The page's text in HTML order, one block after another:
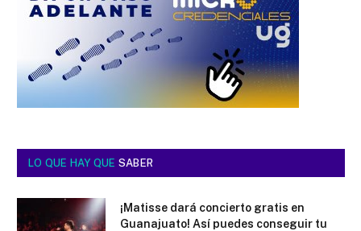
LO QUE HAY QUE SABER
¡Matisse dará concierto gratis en
Guanajuato! Así puedes conseguir tu